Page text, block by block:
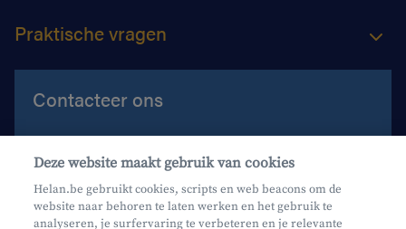
Praktische vragen
Contacteer ons
Contacteer ons
Maak een afspraak
Waar vind je ons?
Deze website maakt gebruik van cookies
Helan.be gebruikt cookies, scripts en web beacons om de
website naar behoren te laten werken en het gebruik te
analyseren, je surfervaring te verbeteren en je relevante